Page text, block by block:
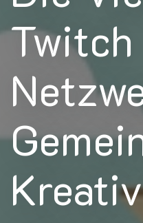
Twitch